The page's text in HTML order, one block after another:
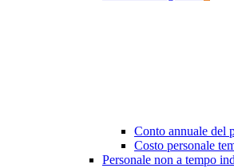
Conto annuale del
Costo personale
Personale non a tempo